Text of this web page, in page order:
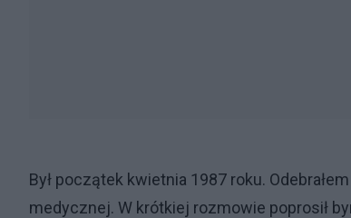
Był początek kwietnia 1987 roku.
medycznej. W krótkiej rozmowie poprosił